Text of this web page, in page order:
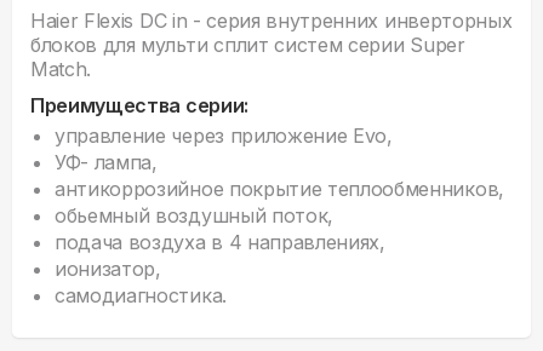
Haier Flexis DC in - серия внyтренних инверторных
блоков для мульти сплит систем серии Super
Match.
Преимущества серии:
управление через приложение Evo,
УФ- лампа,
антикоррозийное покрытие теплообменников,
обьемный воздушный поток,
подача воздуха в 4 направлениях,
ионизатор,
самодиагностика.